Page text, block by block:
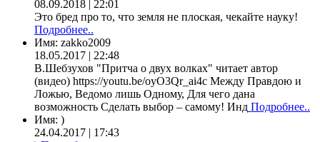
08.09.2018 | 22:01
Это бред про то, что земля не плоская, чекайте науку!
Подробнее..
Имя: zakko2009
18.05.2017 | 22:48
В.Шебзухов "Притча о двух волках" читает автор
(видео) https://youtu.be/oyO3Qr_ai4c Между Правдою и
Ложью, Ведомо лишь Одному, Для чего дана
возможность Сделать выбор – самому! Инд Подробнее..
Имя: )
24.04.2017 | 17:43